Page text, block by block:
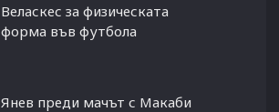
Веласкес за физическата
форма във футбола
Янев преди мачът с Макаби